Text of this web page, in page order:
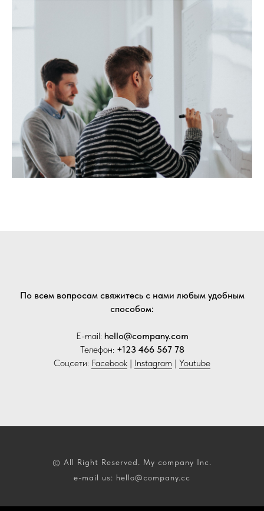
По всем вопросам свяжитесь с нами любым удобным
способом:
E-mail: hello@company.com
Телефон: +123 466 567 78
Соцсети: Facebook | Instagram | Youtube
© All Right Reserved. My company Inc.
e-mail us: hello@company.cc